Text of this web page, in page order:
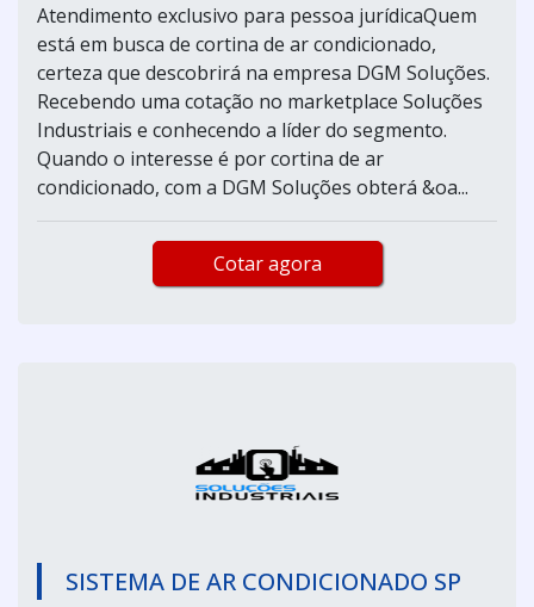
Atendimento exclusivo para pessoa jurídicaQuem
está em busca de cortina de ar condicionado,
certeza que descobrirá na empresa DGM Soluções.
Recebendo uma cotação no marketplace Soluções
Industriais e conhecendo a líder do segmento.
Quando o interesse é por cortina de ar
condicionado, com a DGM Soluções obterá &oa...
Cotar agora
SISTEMA DE AR CONDICIONADO SP